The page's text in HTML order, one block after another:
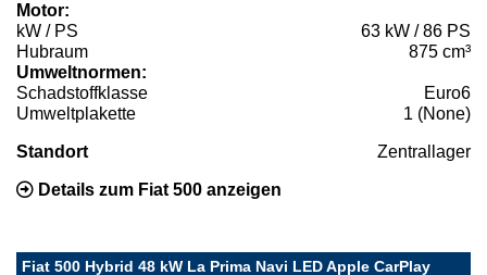
Motor:
kW / PS
63 kW / 86 PS
Hubraum
875 cm³
Umweltnormen:
Schadstoffklasse
Euro6
Umweltplakette
1 (None)
Standort Zentrallager
Details zum Fiat 500 anzeigen
Fiat 500 Hybrid 48 kW La Prima Navi LED Apple CarPlay